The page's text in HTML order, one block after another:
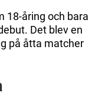
18-åring och bara
Det blev en
på åtta matcher